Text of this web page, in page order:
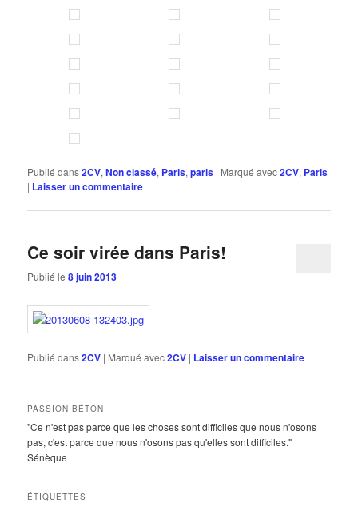
Publié dans2CV,Non classé, Paris,paris | Marqué avec2CV, Paris
| Laisser un commentaire
Ce soir virée dans Paris!
Publié le8 juin 2013
Publié dans2CV | Marqué avec2CV | Laisser un commentaire
PASSION BÉTON
"Ce n'est pas parce que les choses sont difficiles que nous n'osons
pas, c'est parce que nous n'osons pas qu'elles sont difficiles."
Sénèque
ÉTIQUETTES